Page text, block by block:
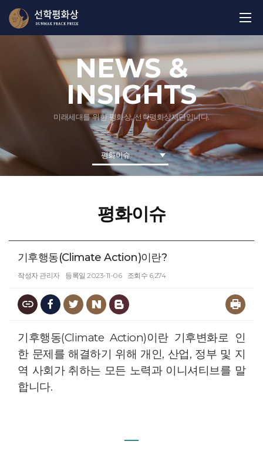
NEWS &
INSIGHTS
미래세대를 위한 평화상, 선학평화상재단입니다.
평화이슈
평화이슈
기후행동(Climate Action)이란?
작성자 관리자 등록일 2023-11-06 조회수 6,274
기후행동(Climate Action)이란 기후변화로 인
한 문제를 해결하기 위해 개인, 산업, 정부 및 지
역 사회가 취하는 모든 노력과 이니셔티브를 말
합니다.
―